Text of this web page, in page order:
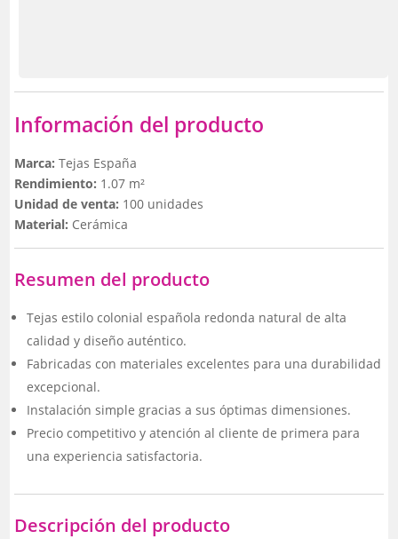
Información del producto
Marca: Tejas España
Rendimiento: 1.07 m²
Unidad de venta: 100 unidades
Material: Cerámica
Resumen del producto
Tejas estilo colonial española redonda natural de alta
calidad y diseño auténtico.
Fabricadas con materiales excelentes para una durabilidad
excepcional.
Instalación simple gracias a sus óptimas dimensiones.
Precio competitivo y atención al cliente de primera para
una experiencia satisfactoria.
Descripción del producto